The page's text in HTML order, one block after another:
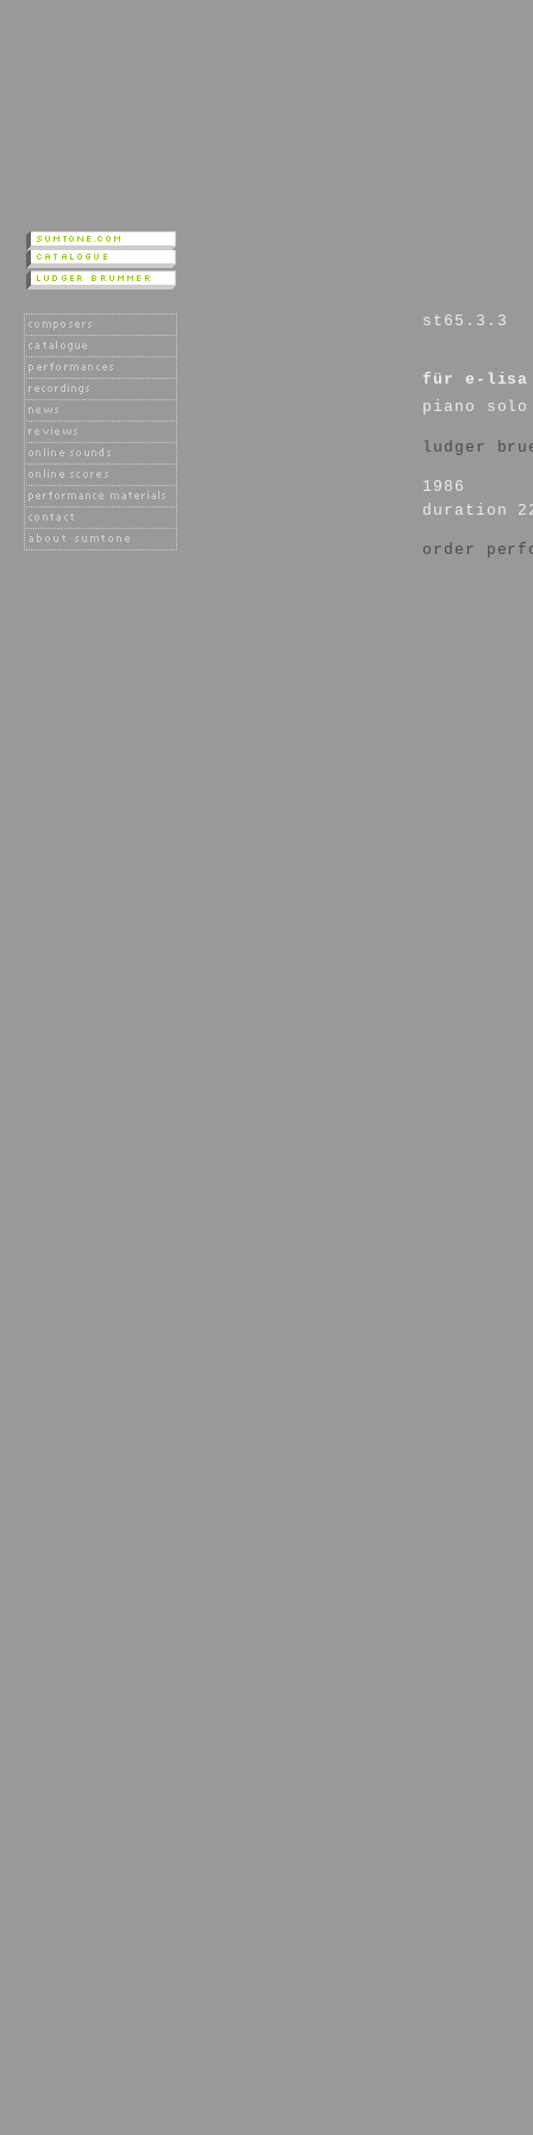
st65.3.3
für e-lisa
piano solo
ludger
1986
duration
order